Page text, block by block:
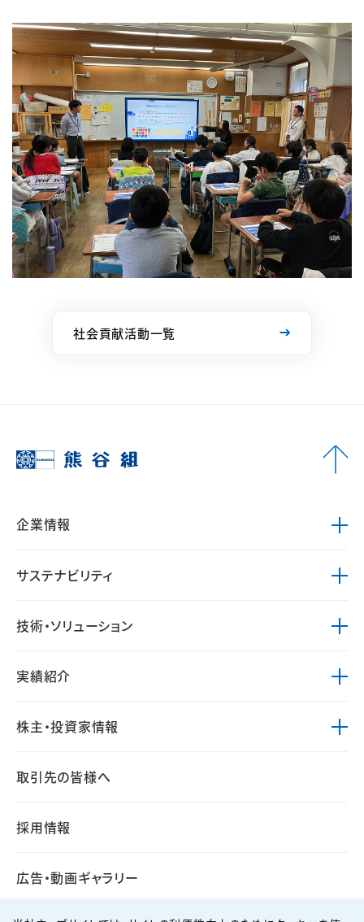
社会貢献活動一覧
企業情報
サステナビリティ
技術・ソリューション
実績紹介
株主・投資家情報
取引先の皆様へ
採用情報
広告・動画ギャラリー